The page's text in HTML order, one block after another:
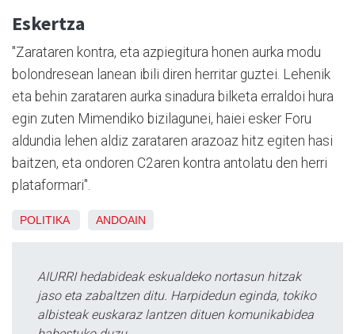
Eskertza
"Zarataren kontra, eta azpiegitura honen aurka modu
bolondresean lanean ibili diren herritar guztei. Lehenik
eta behin zarataren aurka sinadura bilketa erraldoi hura
egin zuten Mimendiko bizilagunei, haiei esker Foru
aldundia lehen aldiz zarataren arazoaz hitz egiten hasi
baitzen, eta ondoren C2aren kontra antolatu den herri
plataformari".
POLITIKA ANDOAIN
AIURRI hedabideak eskualdeko nortasun hitzak
jaso eta zabaltzen ditu. Harpidedun eginda, tokiko
albisteak euskaraz lantzen dituen komunikabidea